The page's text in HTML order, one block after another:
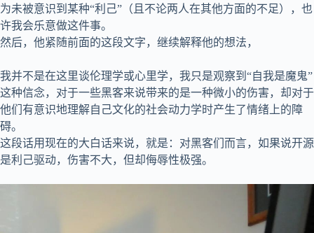
为未被意识到某种“利己”（且不论两人在其他方面的不足），也
许我会乐意做这件事。
然后，他紧随前面的这段文字，继续解释他的想法，
我并不是在这里谈伦理学或心里学，我只是观察到“自我是魔鬼”
这种信念，对于一些黑客来说带来的是一种微小的伤害，却对于
他们有意识地理解自己文化的社会动力学时产生了情绪上的障
碍。
这段话用现在的大白话来说，就是：对黑客们而言，如果说开源
是利己驱动，伤害不大，但却侮辱性极强。